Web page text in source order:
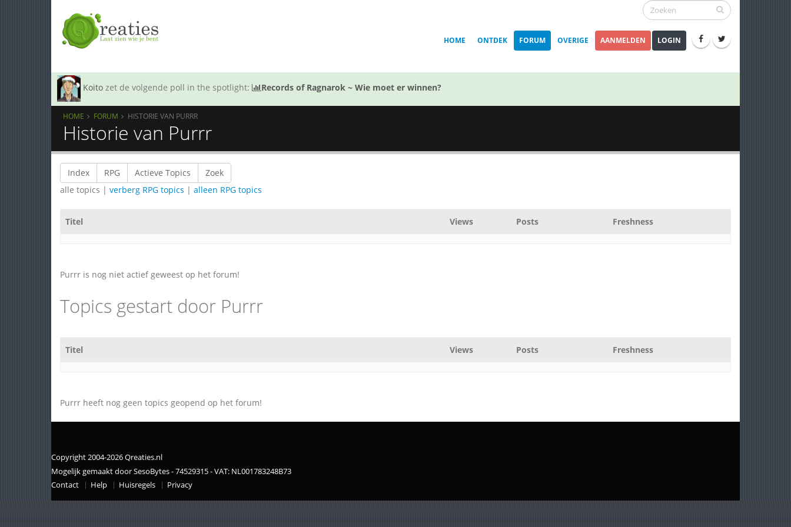
HOME ONTDEK FORUM OVERIGE AANMELDEN LOGIN
Koito zet de volgende poll in the spotlight: Records of Ragnarok ~ Wie moet er winnen?
HOME FORUM HISTORIE VAN PURRR
Historie van Purrr
Index RPG Actieve Topics
Zoek
alle topics | verberg RPG topics | alleen RPG topics
Titel Views Posts Freshness
Purrr is nog niet actief geweest op het forum!
Topics gestart door Purrr
Titel Views Posts Freshness
Purrr heeft nog geen topics geopend op het forum!
Copyright 2004-2026 Qreaties.nl
Mogelijk gemaakt door SesoBytes - 74529315 - VAT: NL001783248B73
Contact
Help Huisregels Privacy